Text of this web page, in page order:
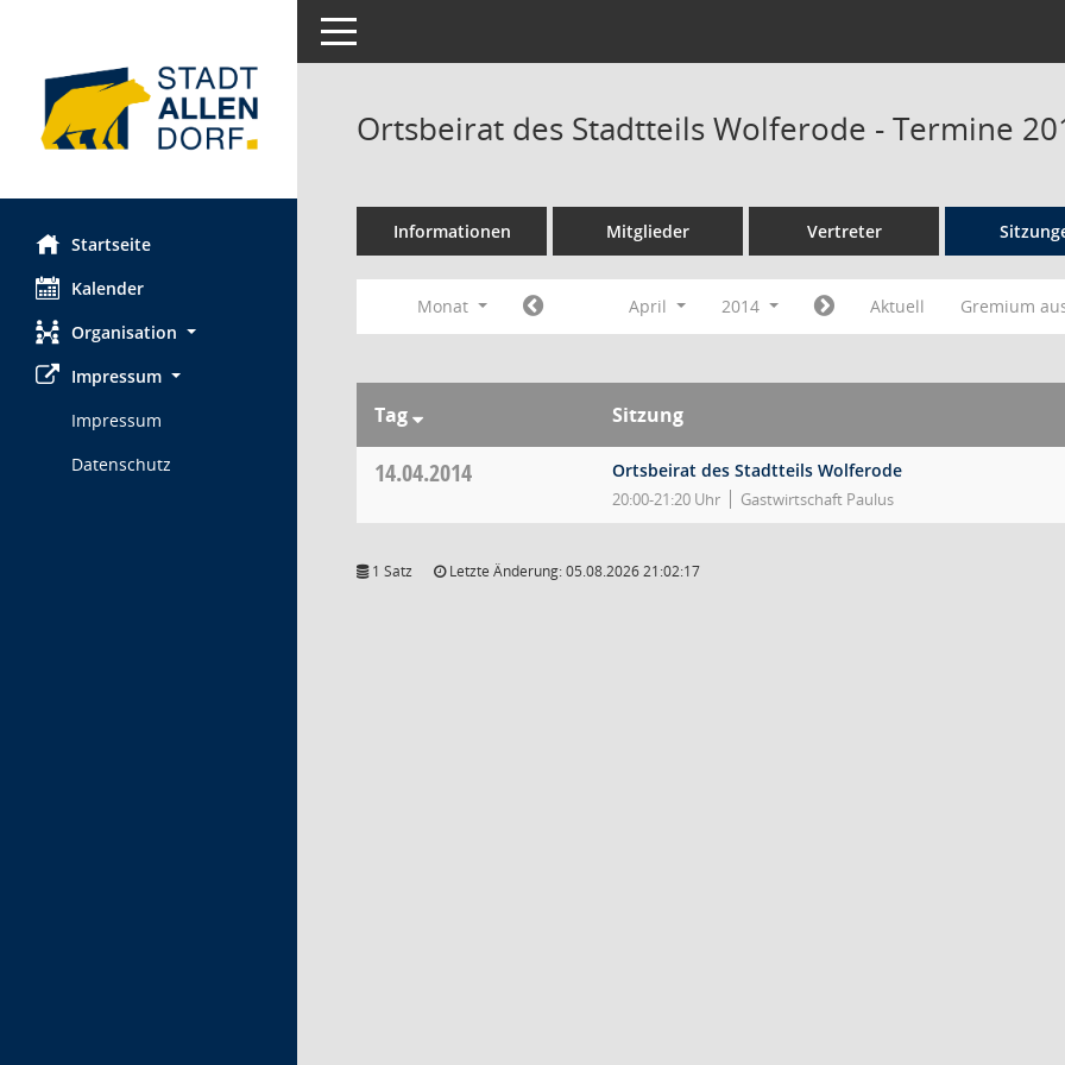
Startseite
Kalender
Organisation
Impressum
Impressum
Datenschutz
Toggle navigation
Ortsbeirat des Stadtteils Wolferode - Termine
Informationen Mitglieder Vertreter
Monat April 2014 Aktuell Gremium
Tag Sitzung
14.04.2014 Ortsbeirat des Stadtteils Wolferode
20:00-21:20 Uhr Gastwirtschaft Paulus
1 Satz Letzte Änderung: 05.08.2026 21:02:17